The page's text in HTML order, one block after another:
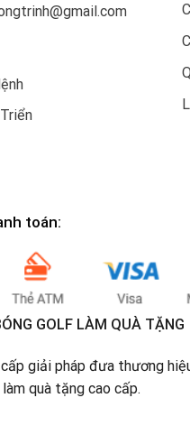
toán:
GOLF LÀM QUÀ TẶNG
giải pháp đưa thương
quà tặng cao cấp.